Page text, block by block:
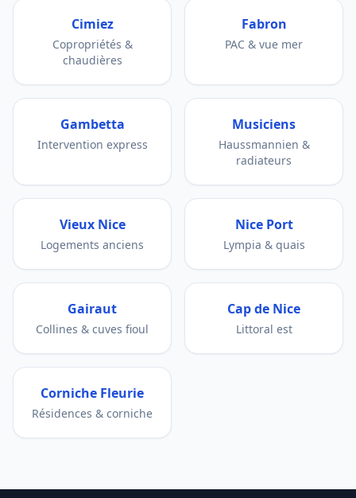
Cimiez
Copropriétés &
chaudières
Fabron
PAC & vue mer
Gambetta
Intervention express
Musiciens
Haussmannien &
radiateurs
Vieux Nice
Logements anciens
Nice Port
Lympia & quais
Gairaut
Collines & cuves fioul
Cap de Nice
Littoral est
Corniche Fleurie
Résidences & corniche